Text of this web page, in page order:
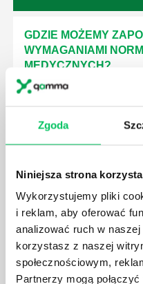
Zgoda
Niniejsza strona
Wykorzystujemy pliki
i reklam, aby oferować
analizować ruch w
korzystasz z naszej
społecznościowym,
Partnerzy mogą
GDZIE MOŻEMY
WYMAGANIAMI
MEDYCZNYCH?
W związku z
dziedziny gospodarki.
będą zobowiązane
produktów, które
CZYM ZAJMUJE SIĘ